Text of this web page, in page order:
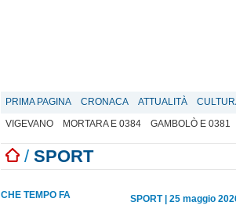
PRIMA PAGINA CRONACA ATTUALITÀ
VIGEVANO
MORTARA E 0384 GAMBOLÒ E 0381
/ SPORT
CHE TEMPO FA SPORT| 25 maggio